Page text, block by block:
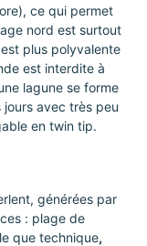
ce qui permet
nord est surtout
plus polyvalente
est interdite à
lagune se forme
avec très peu
en twin tip.
générées par
: plage de
que technique,